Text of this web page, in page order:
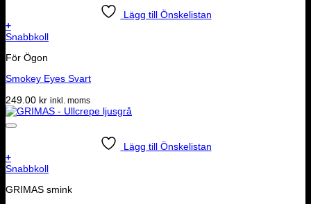
Lägg till Önskelistan
+
Snabbkoll
För Ögon
Smokey Eyes Svart
249.00 kr inkl. moms
Lägg till Önskelistan
+
Snabbkoll
GRIMAS smink